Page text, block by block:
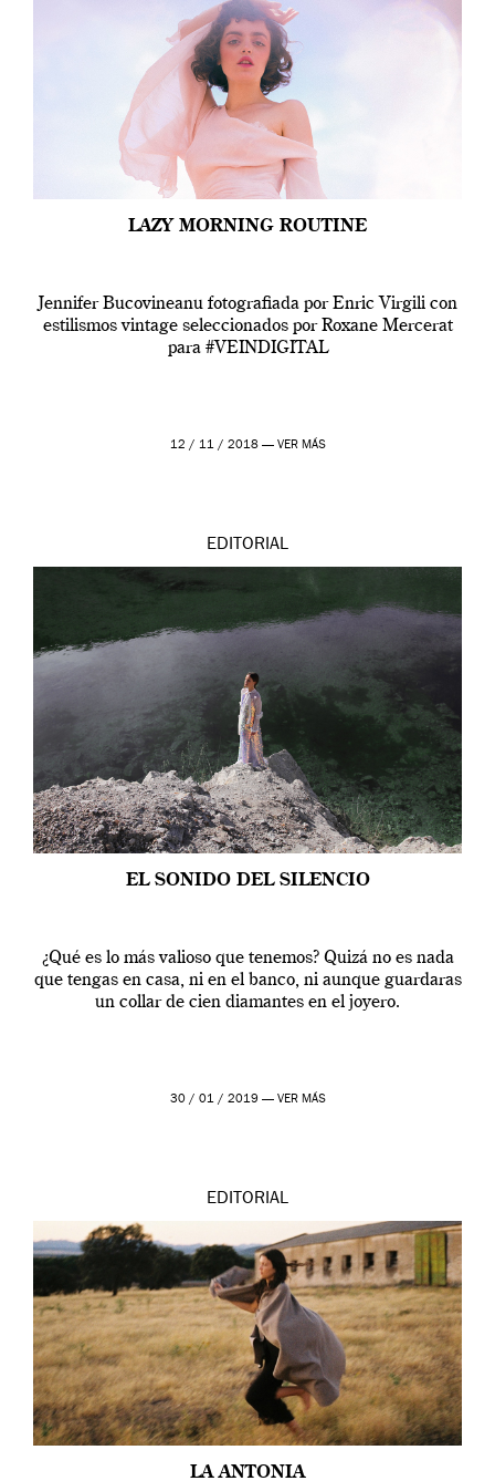
LAZY MORNING ROUTINE
Jennifer Bucovineanu fotografiada por Enric Virgili con
estilismos vintage seleccionados por Roxane Mercerat
para #VEINDIGITAL
12 / 11 / 2018 — VER MÁS
EDITORIAL
EL SONIDO DEL SILENCIO
¿Qué es lo más valioso que tenemos? Quizá no es nada
que tengas en casa, ni en el banco, ni aunque guardaras
un collar de cien diamantes en el joyero.
30 / 01 / 2019 — VER MÁS
EDITORIAL
LA ANTONIA